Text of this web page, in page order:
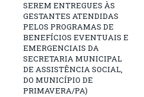
SEREM ENTREGUES ÀS
GESTANTES ATENDIDAS
PELOS PROGRAMAS DE
BENEFÍCIOS EVENTUAIS E
EMERGENCIAIS DA
SECRETARIA MUNICIPAL
DE ASSISTÊNCIA SOCIAL,
DO MUNICÍPIO DE
PRIMAVERA/PA)